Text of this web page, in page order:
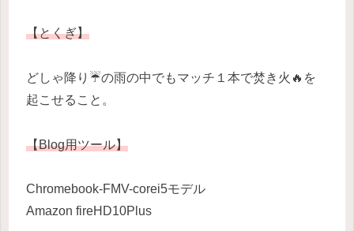
【とくぎ】
どしゃ降り☔の雨の中でもマッチ１本で焚き火🔥を
起こせること。
【Blog用ツール】
Chromebook-FMV-corei5モデル
Amazon fireHD10Plus